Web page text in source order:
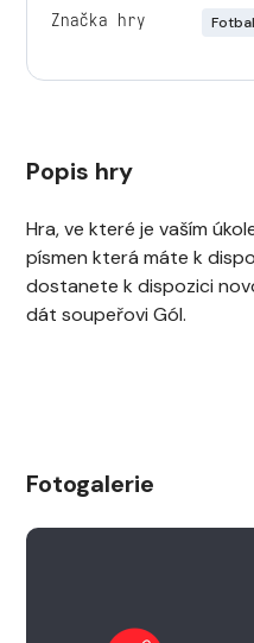
Značka hry Fotbal
Popis hry
Hra, ve které je vaším
písmen která máte k
dostanete k dispozici
dát soupeřovi Gól.
Fotogalerie